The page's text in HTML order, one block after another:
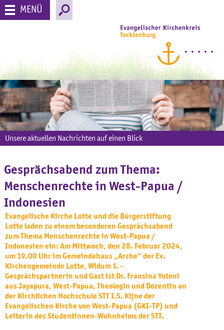
MENÜ
Unsere aktuellen Nachrichten auf einen Blick
Gesprächsabend zum Thema:
Menschenrechte in West-Papua /
Indonesien
Evangelische Kirche Lotte und die Bürgerstiftung
Lotte laden zu einem besonderen Gesprächsabend
zum Thema Menschenrechte in West-Papua /
Indonesien ein: Am Mittwoch, den 28. Februar 2024,
um 19.00 Uhr im Gemeindehaus „Arche“ der Ev.
Kirchengemeinde Lotte, Widum 1. -
Gesprächspartnerin und Gast ist Dr. Fransina Yoteni
aus Jayapura, West-Papua, Theologin und Dozentin an
der Kirchlichen Hochschule STT I.S. Kijne der
Evangelischen Kirche von West-Papua (GKI-TP) und
Leiterin des Studentinnen-Wohnheims der STT.